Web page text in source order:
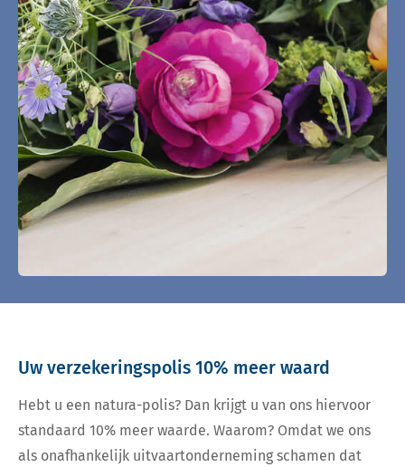
Uw verzekeringspolis 10% meer waard
Hebt u een natura-polis? Dan krijgt u van ons hiervoor
standaard 10% meer waarde. Waarom? Omdat we ons
als onafhankelijk uitvaartonderneming schamen dat